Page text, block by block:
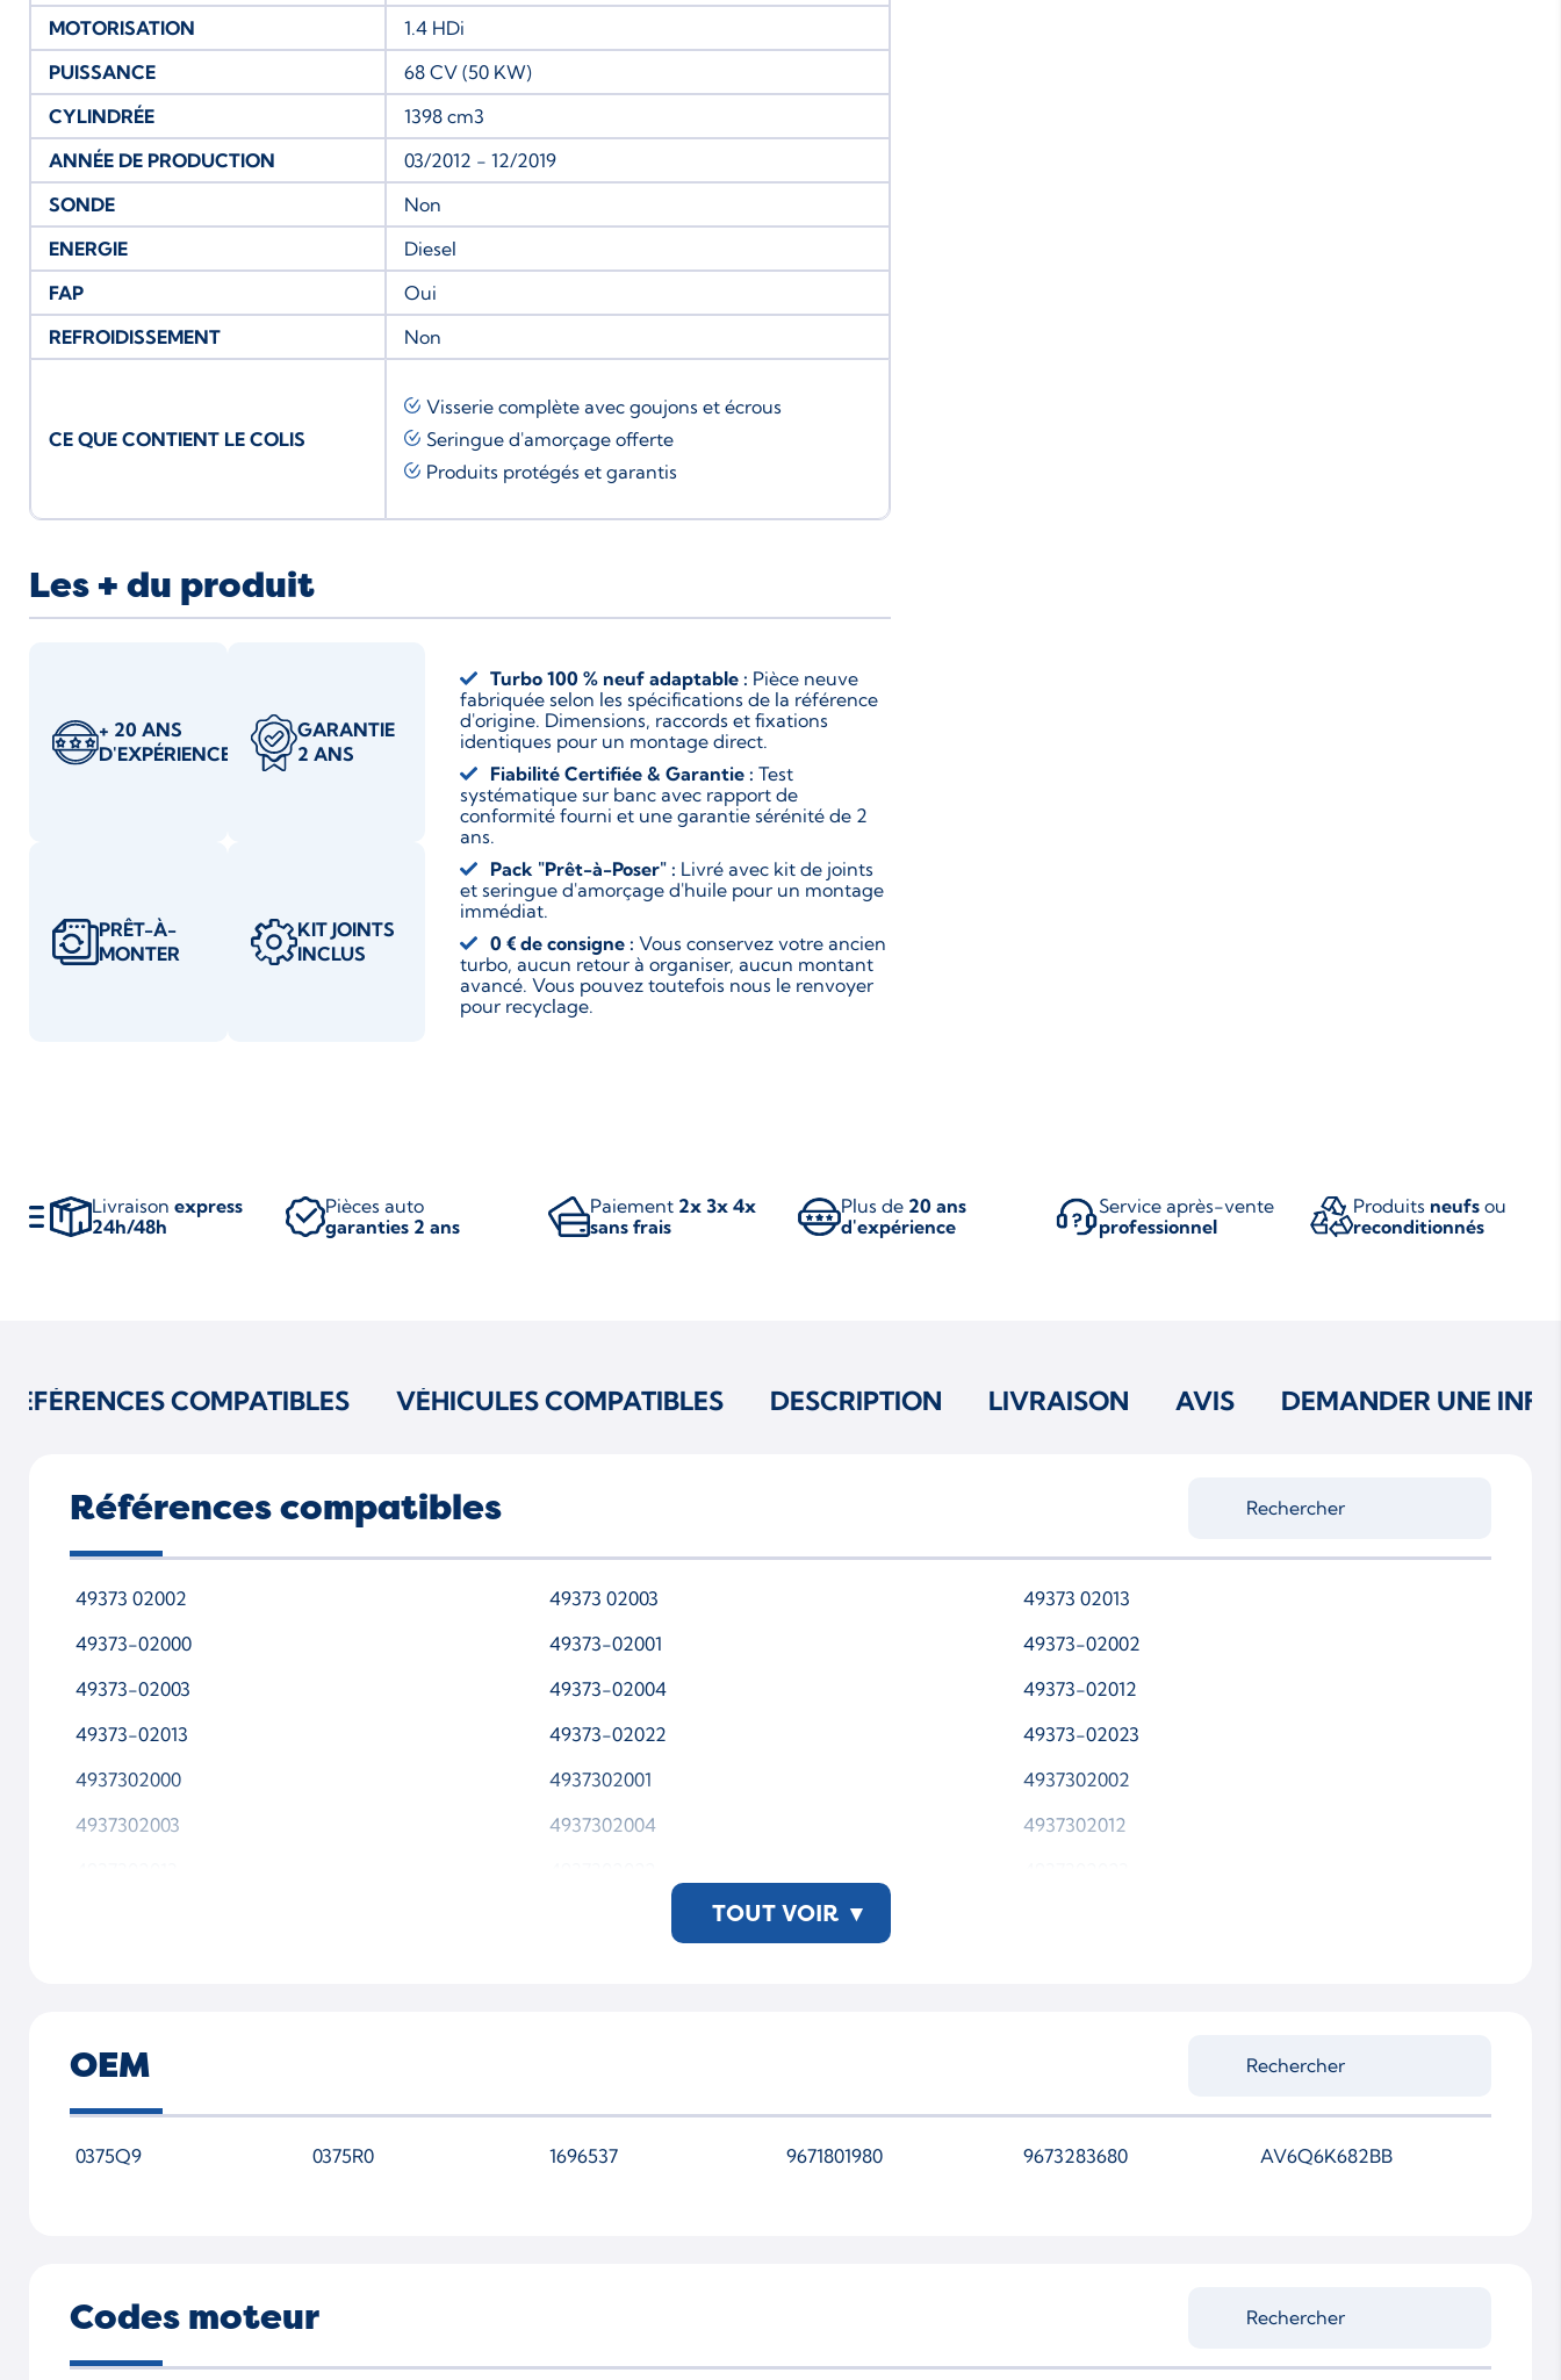
MOTORISATION
1.4 HDi
PUISSANCE
68 CV (50 KW)
CYLINDRÉE
1398 cm3
ANNÉE DE PRODUCTION
03/2012 - 12/2019
SONDE
Non
ENERGIE
Diesel
FAP
Oui
REFROIDISSEMENT
Non
CE QUE CONTIENT LE COLIS
Visserie complète avec goujons et écrous
Seringue d'amorçage offerte
Produits protégés et garantis
Les + du produit
+ 20 ANS
D'EXPÉRIENCE
GARANTIE
2 ANS
PRÊT-À-
MONTER
KIT JOINTS
INCLUS
Turbo 100 % neuf adaptable : Pièce neuve
fabriquée selon les spécifications de la référence
d'origine. Dimensions, raccords et fixations
identiques pour un montage direct.
Fiabilité Certifiée & Garantie : Test
systématique sur banc avec rapport de
conformité fourni et une garantie sérénité de 2
ans.
Pack "Prêt-à-Poser" : Livré avec kit de joints
et seringue d'amorçage d'huile pour un montage
immédiat.
0 € de consigne : Vous conservez votre ancien
turbo, aucun retour à organiser, aucun montant
avancé. Vous pouvez toutefois nous le renvoyer
pour recyclage.
Livraison express
24h/48h
Pièces auto
garanties 2 ans
Paiement 2x 3x 4x
sans frais
Plus de 20 ans
d'expérience
Service après-vente
professionnel
Produits neufs ou
reconditionnés
RÉFÉRENCES COMPATIBLES VÉHICULES COMPATIBLES DESCRIPTION LIVRAISON AVIS DEMANDER UNE INFO
Références compatibles
49373 02002 49373 02003
49373 02013
49373-02000
49373-02001
49373-02002
49373-02003
49373-02004
49373-02012
49373-02013
49373-02022
49373-02023
4937302000
4937302001
4937302002
4937302003
4937302004
4937302012
TOUT VOIR ▾
OEM
0375Q9 0375R0 1696537 9671801980 9673283680 AV6Q6K682BB
Codes moteur